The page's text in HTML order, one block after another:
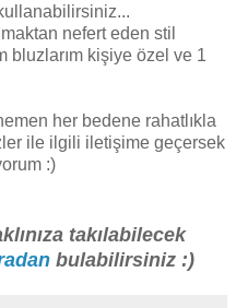
nefert eden stil
bluzlarım kişiye özel ve 1
her bedene rahatlıkla
ile ilgili iletişime geçersek
:)
takılabilecek
bulabilirsiniz :)